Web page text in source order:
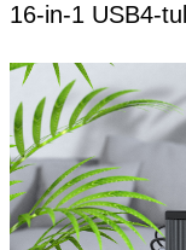
16-in-1 USB4-